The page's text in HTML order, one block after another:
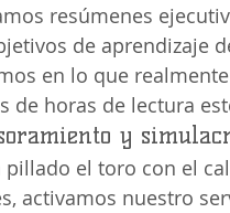
resúmenes
de aprendizaje
en lo que
de horas de lectura
y
pillado el toro con el
activamos nuestro